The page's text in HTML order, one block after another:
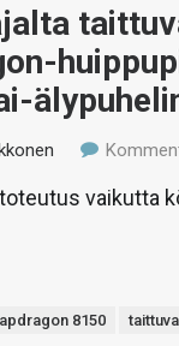
vaikutta
8150